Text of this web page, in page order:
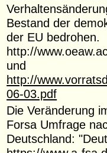
Bestand der
der EU bedrohen.
http://
und
http://
06-03.pdf
Die Veränderung
Forsa Umfrage
Deutschland: